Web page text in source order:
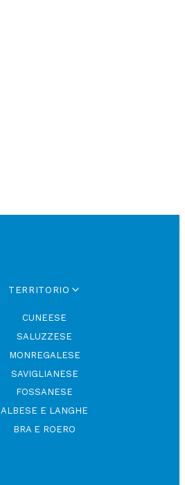
TERRITORIO
CUNEESE
SALUZZESE
MONREGALESE
SAVIGLIANESE
FOSSANESE
ALBESE E LANGHE
BRA E ROERO